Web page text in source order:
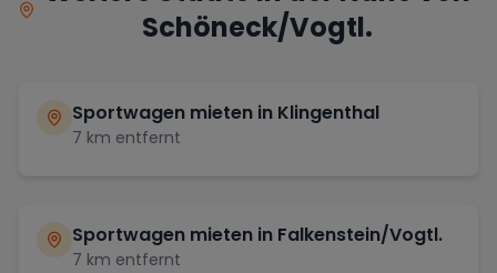
Schöneck/Vogtl.
Sportwagen mieten in Klingenthal
7 km entfernt
Sportwagen mieten in Falkenstein/Vogtl.
7 km entfernt